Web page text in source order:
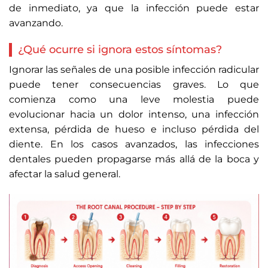
de inmediato, ya que la infección puede estar
avanzando.
¿Qué ocurre si ignora estos síntomas?
Ignorar las señales de una posible infección radicular
puede tener consecuencias graves. Lo que
comienza como una leve molestia puede
evolucionar hacia un dolor intenso, una infección
extensa, pérdida de hueso e incluso pérdida del
diente. En los casos avanzados, las infecciones
dentales pueden propagarse más allá de la boca y
afectar la salud general.